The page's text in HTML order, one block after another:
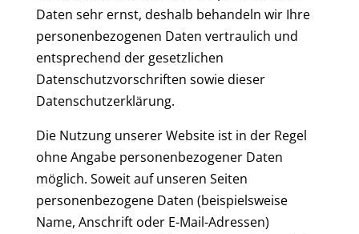
Daten sehr ernst, deshalb behandeln wir Ihre
personenbezogenen Daten vertraulich und
entsprechend der gesetzlichen
Datenschutzvorschriften sowie dieser
Datenschutzerklärung.
Die Nutzung unserer Website ist in der Regel
ohne Angabe personenbezogener Daten
möglich. Soweit auf unseren Seiten
personenbezogene Daten (beispielsweise
Name, Anschrift oder E-Mail-Adressen)